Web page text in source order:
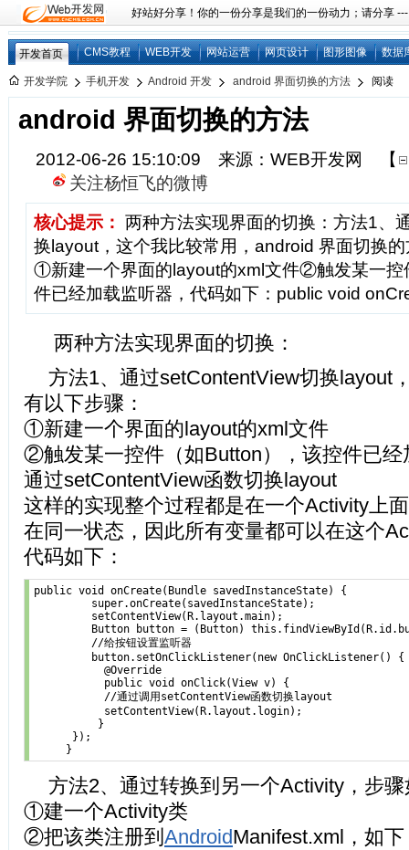
好站好分享！你的一份分享是我们的一份动力；请分享
开发首页 CMS教程 WEB开发 网站运营 网页设计 图形图像 数据
开发学院 手机开发 Android 开发 android 界面切换的方法 阅读
android 界面切换的方法
2012-06-26 15:10:09 来源：WEB开发网
【
关注杨恒飞的微博
核心提示： 两种方法实现界面的切换：方法1、
换layout，这个我比较常用，android 界面切换
①新建一个界面的layout的xml文件②触发某一控
件已经加载监听器，代码如下：public void
两种方法实现界面的切换：
方法1、通过setContentView切换layout
有以下步骤：
①新建一个界面的layout的xml文件
②触发某一控件（如Button），该控件已经
通过setContentView函数切换layout
这样的实现整个过程都是在一个Activity上
在同一状态，因此所有变量都可以在这个
代码如下：
public void onCreate(Bundle savedInstanceState) {
         super.onCreate(savedInstanceState);
         setContentView(R.layout.main);
Button button = (Button)
         //给按钮设置监听器
button.setOnClickListener(new
           @Override
           public void onClick(View v) {
           //通过调用setContentView函数切换layout
           setContentView(R.layout.login);
          }
      });
方法2、通过转换到另一个Activity，步
①建一个Activity类
②把该类注册到 AndroidManifest.xml，如下